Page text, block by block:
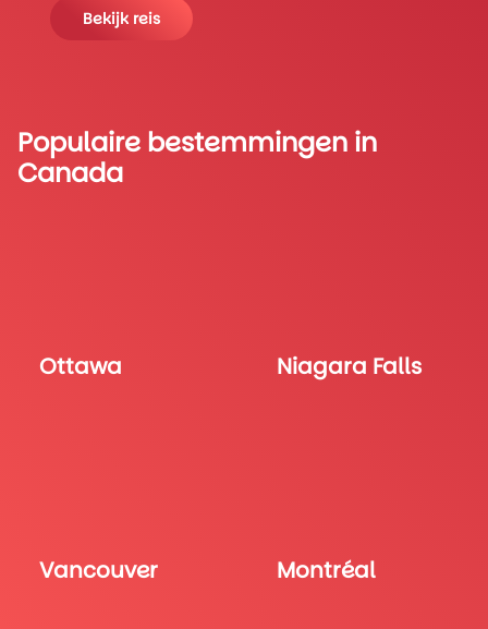
Bekijk reis
Populaire bestemmingen in
Canada
Ottawa Niagara Falls
Vancouver Montréal